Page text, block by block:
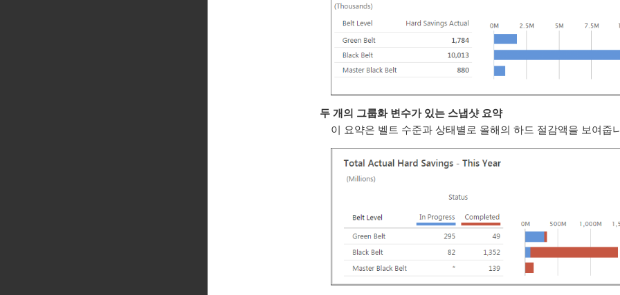
두 개의 그룹화 변수가 있는 스냅샷 요약
이 요약은 벨트 수준과 상태별로 올해의 하드 절감액을 보여줍